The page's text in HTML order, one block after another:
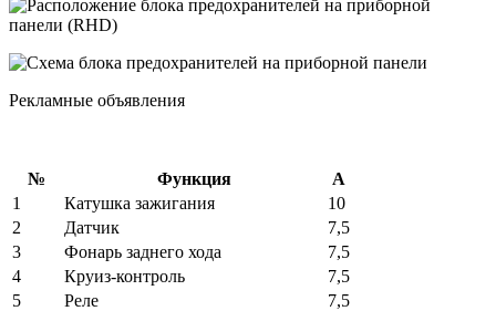
Рекламные объявления
№ Функция
А
1
Катушка зажигания
10
2
Датчик
7,5
3
Фонарь заднего хода
7,5
4
Круиз-контроль
7,5
5
Реле
7,5